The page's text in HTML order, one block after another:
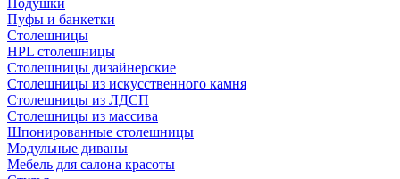
Подушки
Пуфы и банкетки
Столешницы
HPL столешницы
Столешницы дизайнерские
Столешницы из искусственного камня
Столешницы из ЛДСП
Столешницы из массива
Шпонированные столешницы
Модульные диваны
Мебель для салона красоты